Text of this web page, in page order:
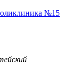
№15